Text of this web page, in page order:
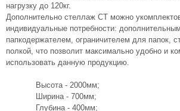
нагрузку до 120кг.
Дополнительно стеллаж СТ можно
индивидуальные потребности:
папкодержателем, ограничителем для папок,
полкой, что позволит максимально удобно и
использовать данную продукцию.
Высота - 2000мм;
Ширина - 700мм;
Глубина - 400мм;